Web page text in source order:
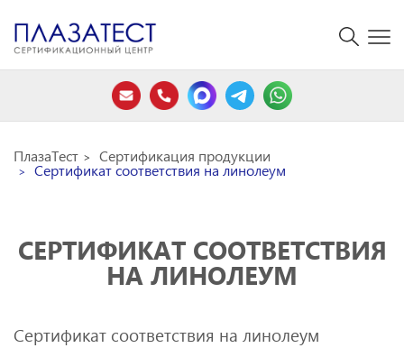
ПлазаТест Сертификация продукции
Сертификат соответствия на линолеум
СЕРТИФИКАТ СООТВЕТСТВИЯ
НА ЛИНОЛЕУМ
Сертификат соответствия на линолеум